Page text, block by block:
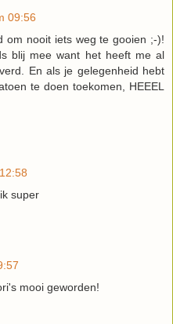
09:56
om nooit iets weg te gooien ;-)!
blij mee want het heeft me al
En als je gelegenheid hebt
te doen toekomen, HEEEL
super
mooi geworden!